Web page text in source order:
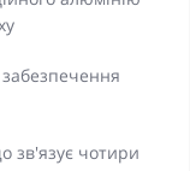
зв'язує чотири